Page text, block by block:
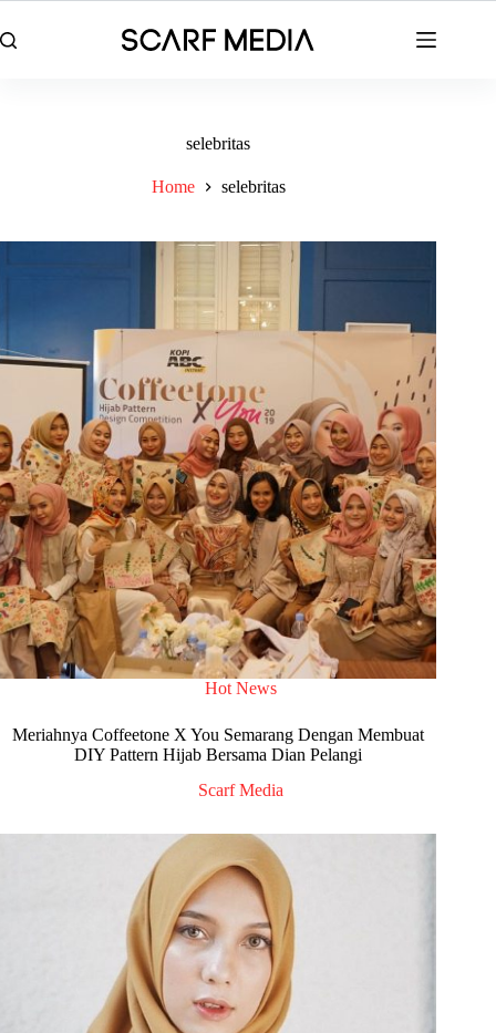
to
content
selebritas
Home selebritas
Hot News
Meriahnya Coffeetone X You Semarang Dengan Membuat
DIY Pattern Hijab Bersama Dian Pelangi
Scarf Media